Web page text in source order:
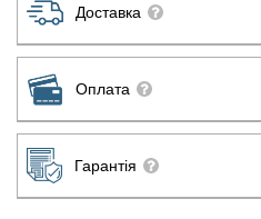
Доставка
Оплата
Гарантія